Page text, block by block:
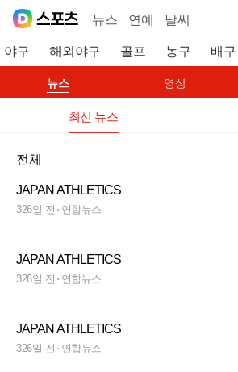
뉴스 연예 날씨
야구 해외야구 골프 농구 배구
뉴스 영상
최신 뉴스
전체
JAPAN ATHLETICS
326일 전 연합뉴스
JAPAN ATHLETICS
326일 전 연합뉴스
JAPAN ATHLETICS
326일 전 연합뉴스